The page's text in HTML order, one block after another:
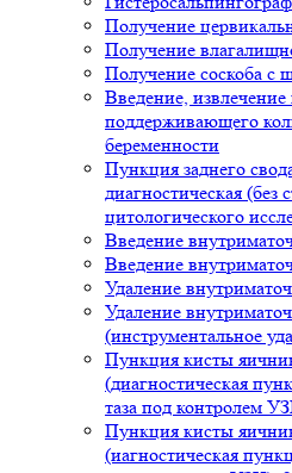
Получение
Получение
Получение соскоба с
Введение,
поддерживающего
беременности
Пункция заднего
диагностическая (без
цитологического
Введение
Введение
Удаление
Удаление
(инструментальное
Пункция кисты
(диагностическая
таза под контролем
Пункция кисты
(иагностическая